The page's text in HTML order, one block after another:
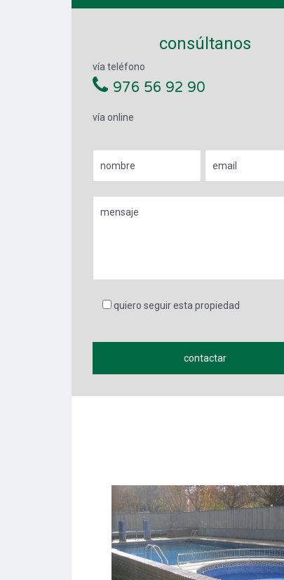
consúltanos
vía teléfono
976 56 92 90
vía online
quiero seguir esta propiedad